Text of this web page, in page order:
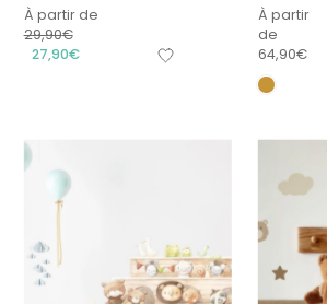
À partir de
29,90€
27,90€
À partir
de
64,90€